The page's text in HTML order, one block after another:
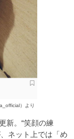
）より
新。“笑顔の練
ネット上では「め